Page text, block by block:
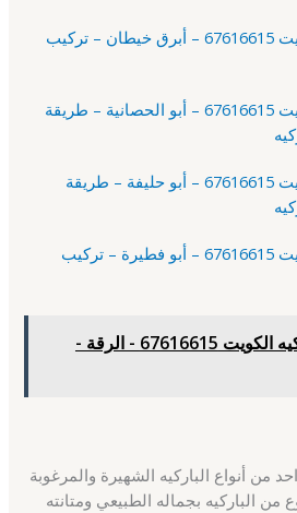
تركيب باركيه الكويت 67616615 – أبرق خيطان – تركيب
تركيب باركيه الكويت 67616615 – أبو الحصانية – طريقة
تركيب باركيه الكويت 67616615 – أبو حليفة – طريقة
تركيب باركيه الكويت 67616615 – أبو فطيرة – تركيب
تركيب باركيه الكويت 67616615 - الرقة -
من أنواع الباركيه الشهيرة والمرغوبة
من الباركيه بجماله الطبيعي ومتانته